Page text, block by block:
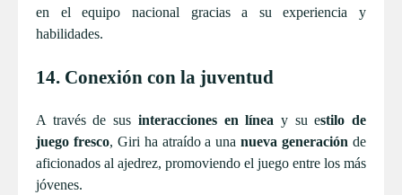
en el equipo nacional gracias a su experiencia y
habilidades.
14. Conexión con la juventud
A través de sus interacciones en línea y su estilo de
juego fresco, Giri ha atraído a unanueva generación de
aficionados al ajedrez, promoviendo el juego entre los más
jóvenes.